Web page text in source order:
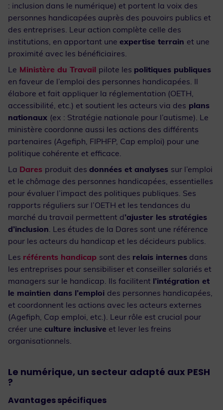
: inclusion dans le numérique) et portent la voix des
personnes handicapées auprès des pouvoirs publics et
des entreprises. Leur action complète celle des
institutions, en apportant une expertise terrain et une
proximité avec les bénéficiaires.
Le Ministère du Travail pilote les politiques publiques
en faveur de l’emploi des personnes handicapées. Il
élabore et fait appliquer la réglementation (OETH,
accessibilité, etc.) et soutient les acteurs via des plans
nationaux (ex : Stratégie nationale pour l’autisme). Le
ministère coordonne aussi les actions des différents
partenaires (Agefiph, FIPHFP, Cap emploi) pour une
politique cohérente et efficace.
La Dares produit des données et analyses sur l’emploi
et le chômage des personnes handicapées, essentielles
pour évaluer l’impact des politiques publiques. Ses
rapports réguliers sur l’OETH et les tendances du
marché du travail permettent d’ajuster les stratégies
d’inclusion. Les études de la Dares sont une référence
pour les acteurs du handicap et les décideurs publics.
Les référents handicap sont des relais internes dans
les entreprises pour sensibiliser et conseiller salariés et
managers sur le handicap. Ils facilitent l’intégration et
le maintien dans l’emploi des personnes handicapées,
et coordonnent les actions avec les acteurs externes
(Agefiph, Cap emploi, etc.). Leur rôle est crucial pour
créer une culture inclusive et lever les freins
organisationnels.
Le numérique, un secteur adapté aux PESH
?
Avantages spécifiques